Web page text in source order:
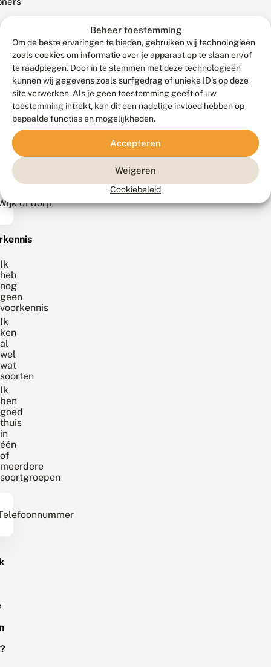
Beheer toestemming
Om de beste ervaringen te bieden, gebruiken wij technologieën
zoals cookies om informatie over je apparaat op te slaan en/of
te raadplegen. Door in te stemmen met deze technologieën
kunnen wij gegevens zoals surfgedrag of unieke ID's op deze
site verwerken. Als je geen toestemming geeft of uw
toestemming intrekt, kan dit een nadelige invloed hebben op
bepaalde functies en mogelijkheden.
Accepteren
Weigeren
Cookiebeleid
of dorp
Ik
heb
nog
geen
voorkennis
Ik
ken
al
wel
wat
soorten
Ik
ben
goed
thuis
in
één
of
meerdere
soortgroepen